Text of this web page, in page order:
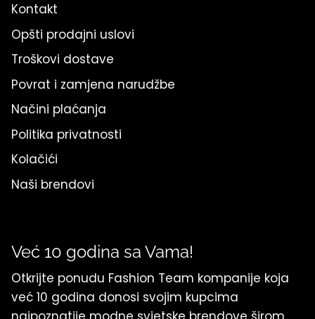
Kontakt
Opšti prodajni uslovi
Troškovi dostave
Povrat i zamjena narudžbe
Načini plaćanja
Politika privatnosti
Kolačići
Naši brendovi
Već 10 godina sa Vama!
Otkrijte ponudu Fashion Team kompanije koja
već 10 godina donosi svojim kupcima